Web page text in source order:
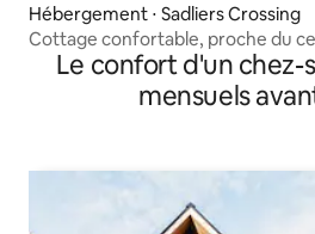
Hébergement ⋅ Sadliers Crossing
Cottage confortable, proche du
Le confort d'un chez-
mensuels